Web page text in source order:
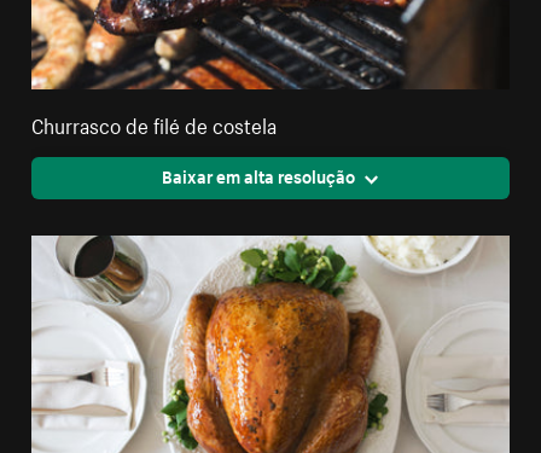
Churrasco de filé de costela
Baixar em alta resolução